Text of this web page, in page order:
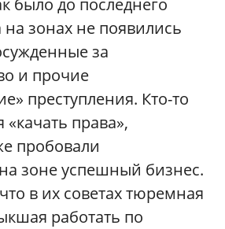
было до последнего
зонах не появились
за
и прочие
преступления. Кто-то
права»,
пробовали
зоне успешный бизнес.
в их советах тюремная
работать по